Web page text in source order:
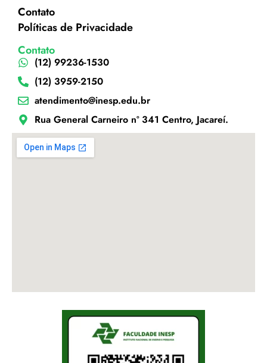
Contato
Políticas de Privacidade
Contato
(12) 99236-1530
(12) 3959-2150
atendimento@inesp.edu.br
Rua General Carneiro nº 341 Centro, Jacareí.